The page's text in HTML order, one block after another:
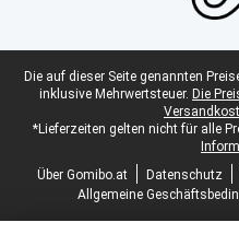
Juristische Fußzeile
Die auf dieser Seite genannten
inklusive Mehrwertsteuer. Die
*Lieferzeiten gelten nicht für alle
Über Gomibo.at
Datenschutz
Allgemeine